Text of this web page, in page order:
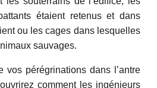
étaient retenus et dans
ou les cages dans lesquelles
sauvages.
vos pérégrinations dans l’antre
comment les ingénieurs